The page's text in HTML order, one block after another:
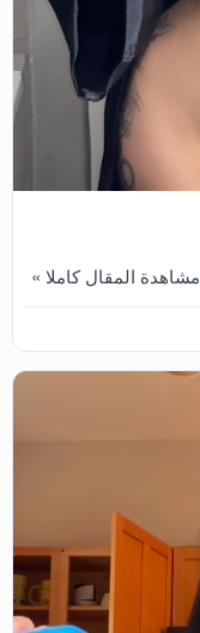
مشاهدة المقال كاملا »